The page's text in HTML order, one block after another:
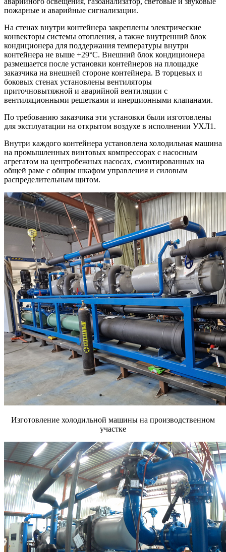
пожарные и аварийные сигнализации.
На стенах внутри контейнера закреплены электрические
конвекторы системы отопления, а также внутренний блок
кондиционера для поддержания температуры внутри
контейнера не выше +29°С. Внешний блок кондиционера
размещается после установки контейнеров на площадке
заказчика на внешней стороне контейнера. В торцевых и
боковых стенах установлены вентиляторы
приточновытяжной и аварийной вентиляции с
вентиляционными решетками и инерционными клапанами.
По требованию заказчика эти установки были изготовлены
для эксплуатации на открытом воздухе в исполнении УХЛ1.
Внутри каждого контейнера установлена холодильная машина
на промышленных винтовых компрессорах с насосным
агрегатом на центробежных насосах, смонтированных на
общей раме с общим шкафом управления и силовым
распределительным щитом.
Изготовление холодильной машины на производственном
участке